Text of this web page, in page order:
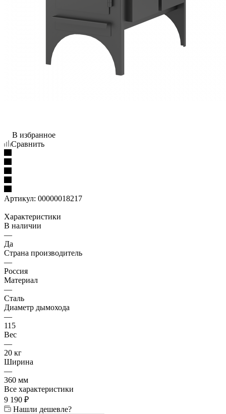
В избранное
Сравнить
Артикул: 00000018217
Характеристики
В наличии
—
Да
Страна производитель
—
Россия
Материал
—
Сталь
Диаметр дымохода
—
115
Вес
—
20 кг
Ширина
—
360 мм
Все характеристики
9 190 ₽
Нашли дешевле?